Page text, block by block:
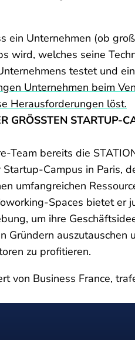
ein Unternehmen (ob
wird, welches seine
testet und
Unternehmen beim
Herausforderungen löst.
GRÖSSTEN STARTUP-
Team bereits die
Campus in Paris,
umfangreichen
Spaces bietet er
um ihre
Gründern auszutauschen
zu profitieren.
von Business France,